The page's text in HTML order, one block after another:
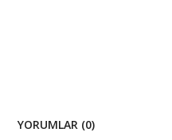
YORUMLAR (0)